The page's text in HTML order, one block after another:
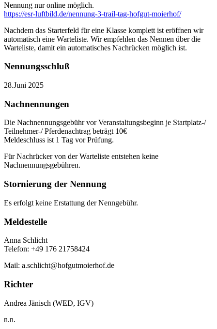
Nennung nur online möglich.
https://esr-luftbild.de/nennung-3-trail-tag-hofgut-moierhof/
Nachdem das Starterfeld für eine Klasse komplett ist eröffnen wir
automatisch eine Warteliste. Wir empfehlen das Nennen über die
Warteliste, damit ein automatisches Nachrücken möglich ist.
Nennungsschluß
28.Juni 2025
Nachnennungen
Die Nachnennungsgebühr vor Veranstaltungsbeginn je Startplatz-/
Teilnehmer-/ Pferdenachtrag beträgt 10€
Meldeschluss ist 1 Tag vor Prüfung.
Für Nachrücker von der Warteliste entstehen keine
Nachnennungsgebühren.
Stornierung der Nennung
Es erfolgt keine Erstattung der Nenngebühr.
Meldestelle
Anna Schlicht
Telefon: +49 176 21758424
Mail: a.schlicht@hofgutmoierhof.de
Richter
Andrea Jänisch (WED, IGV)
n.n.